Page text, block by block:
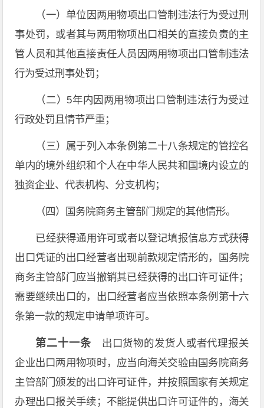
（一）单位因两用物项出口管制违法行为受过刑
事处罚，或者其与两用物项出口相关的直接负责的主
管人员和其他直接责任人员因两用物项出口管制违法
行为受过刑事处罚；
（二）5年内因两用物项出口管制违法行为受过
行政处罚且情节严重；
（三）属于列入本条例第二十八条规定的管控名
单内的境外组织和个人在中华人民共和国境内设立的
独资企业、代表机构、分支机构；
（四）国务院商务主管部门规定的其他情形。
已经获得通用许可或者以登记填报信息方式获得
出口凭证的出口经营者出现前款规定情形的，国务院
商务主管部门应当撤销其已经获得的出口许可证件；
需要继续出口的，出口经营者应当依照本条例第十六
条第一款的规定申请单项许可。
第二十一条 出口货物的发货人或者代理报关
企业出口两用物项时，应当向海关交验由国务院商务
主管部门颁发的出口许可证件，并按照国家有关规定
办理出口报关手续；不能提供出口许可证件的，海关